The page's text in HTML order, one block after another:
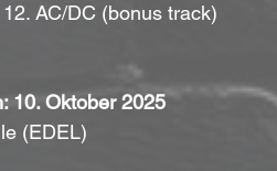
12. AC/DC (bonus track)
10. Oktober 2025
(EDEL)